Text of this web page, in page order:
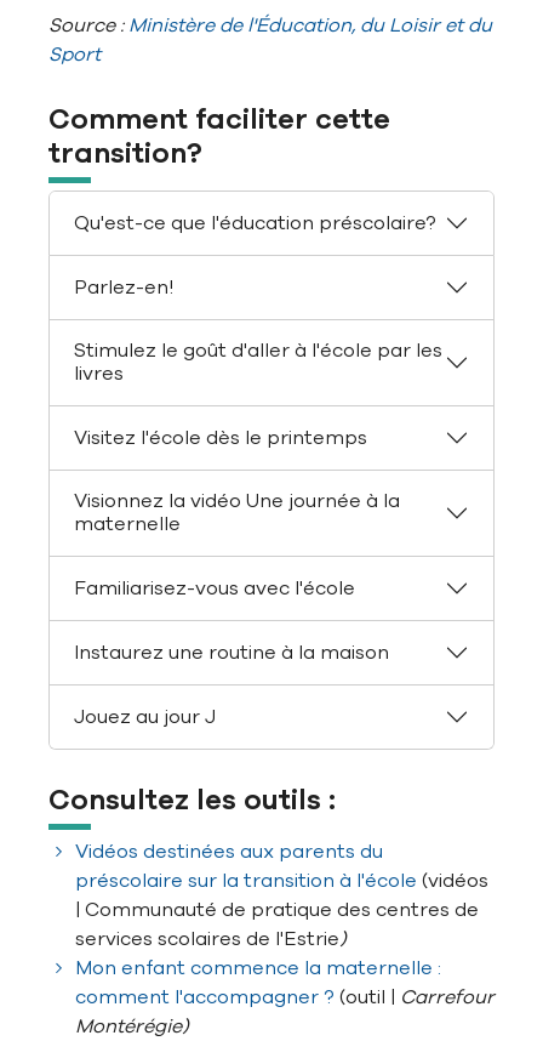
Source :Ministère de l'Éducation, du Loisir et du
Sport
Comment faciliter cette
transition?
Qu'est-ce que l'éducation préscolaire?
Parlez-en!
Stimulez le goût d'aller à l'école par les
livres
Visitez l'école dès le printemps
Visionnez la vidéo Une journée à la
maternelle
Familiarisez-vous avec l'école
Instaurez une routine à la maison
Jouez au jour J
Consultez les outils :
Vidéos destinées aux parents du
préscolaire sur la transition à l'école (vidéos
| Communauté de pratique des centres de
services scolaires de l'Estrie)
Mon enfant commence la maternelle :
comment l'accompagner ? (outil | Carrefour
Montérégie)